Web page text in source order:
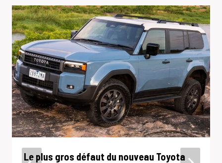
Le plus gros défaut du nouveau Toyota